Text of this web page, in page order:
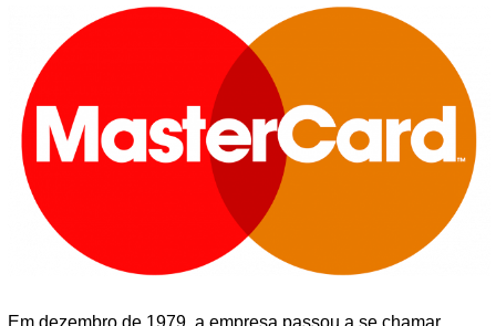
Em dezembro de 1979, a empresa passou a se chamar